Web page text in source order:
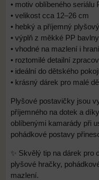
• motiv oblíbeného seriálu
• velikost cca 12–26 cm
• hebký a příjemný
• výplň z měkké PP bavlny
• vhodné na mazlení i hraní
• roztomilé detailní
• ideální do dětského
• krásný dárek pro malé
Plyšové postavičky jsou
příjemného na dotek a
oblíbenými kamarády při
pohádkové postavy
✨ Skvělý tip na dárek pro
plyšové hračky,
mazlení.